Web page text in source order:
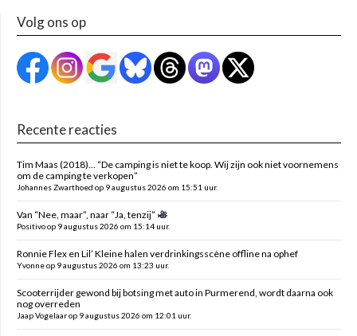
Volg ons op
Recente reacties
Tim Maas (2018)… “De camping is niet te koop. Wij zijn ook niet voornemens
om de camping te verkopen”
Johannes Zwarthoed op 9 augustus 2026 om 15:51 uur.
Van “Nee, maar”, naar “Ja, tenzij”
Positivo op 9 augustus 2026 om 15:14 uur.
Ronnie Flex en Lil’ Kleine halen verdrinkingsscène offline na ophef
Yvonne op 9 augustus 2026 om 13:23 uur.
Scooterrijder gewond bij botsing met auto in Purmerend, wordt daarna ook
nog overreden
Jaap Vogelaar op 9 augustus 2026 om 12:01 uur.